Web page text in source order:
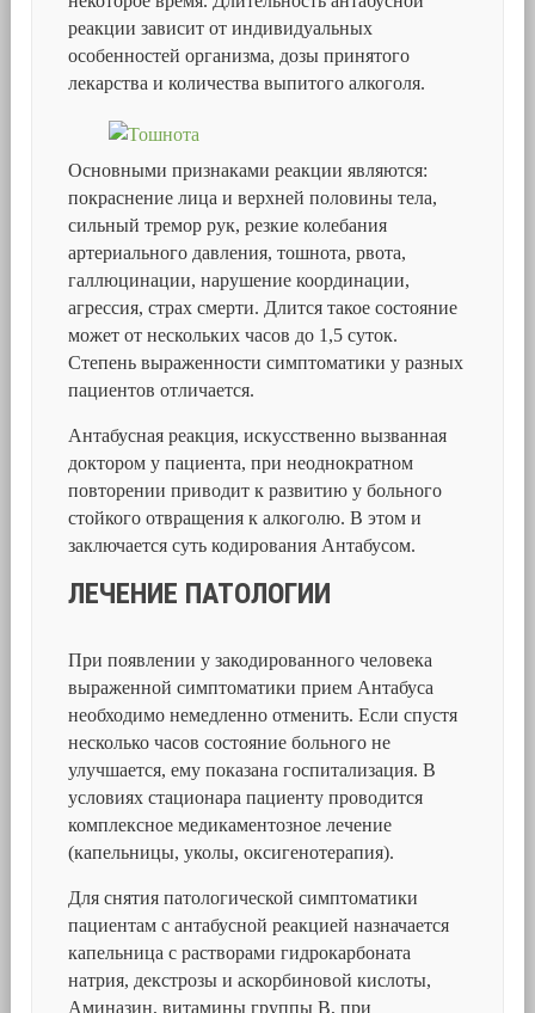
реакции зависит от индивидуальных
особенностей организма, дозы принятого
лекарства и количества выпитого алкоголя.
Основными признаками реакции являются:
покраснение лица и верхней половины тела,
сильный тремор рук, резкие колебания
артериального давления, тошнота, рвота,
галлюцинации, нарушение координации,
агрессия, страх смерти. Длится такое состояние
может от нескольких часов до 1,5 суток.
Степень выраженности симптоматики у разных
пациентов отличается.
Антабусная реакция, искусственно вызванная
доктором у пациента, при неоднократном
повторении приводит к развитию у больного
стойкого отвращения к алкоголю. В этом и
заключается суть кодирования Антабусом.
ЛЕЧЕНИЕ ПАТОЛОГИИ
При появлении у закодированного человека
выраженной симптоматики прием Антабуса
необходимо немедленно отменить. Если спустя
несколько часов состояние больного не
улучшается, ему показана госпитализация. В
условиях стационара пациенту проводится
комплексное медикаментозное лечение
(капельницы, уколы, оксигенотерапия).
Для снятия патологической симптоматики
пациентам с антабусной реакцией назначается
капельница с растворами гидрокарбоната
натрия, декстрозы и аскорбиновой кислоты,
Аминазин, витамины группы В, при